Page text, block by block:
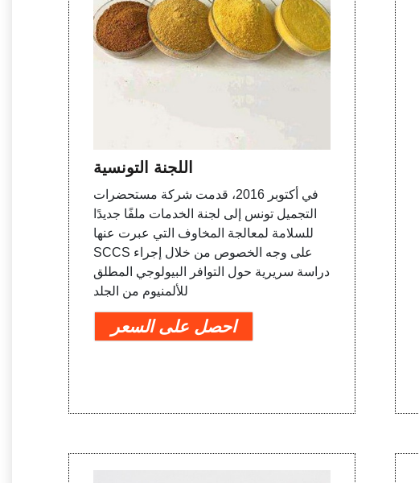
اللجنة التونسية
في أكتوبر 2016، قدمت شركة مستحضرات
التجميل تونس إلى لجنة الخدمات ملفًا جديدًا
للسلامة لمعالجة المخاوف التي عبرت عنها
SCCS على وجه الخصوص من خلال إجراء
دراسة سريرية حول التوافر البيولوجي المطلق
للألمنيوم من الجلد
احصل على السعر